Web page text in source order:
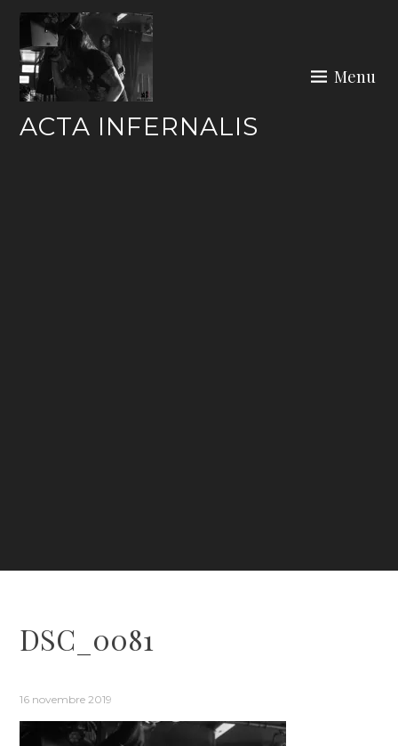
Skip
content
ACTA INFERNALIS
Menu
DSC_0081
16 novembre 2019